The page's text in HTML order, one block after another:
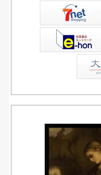
書店ウェブストア